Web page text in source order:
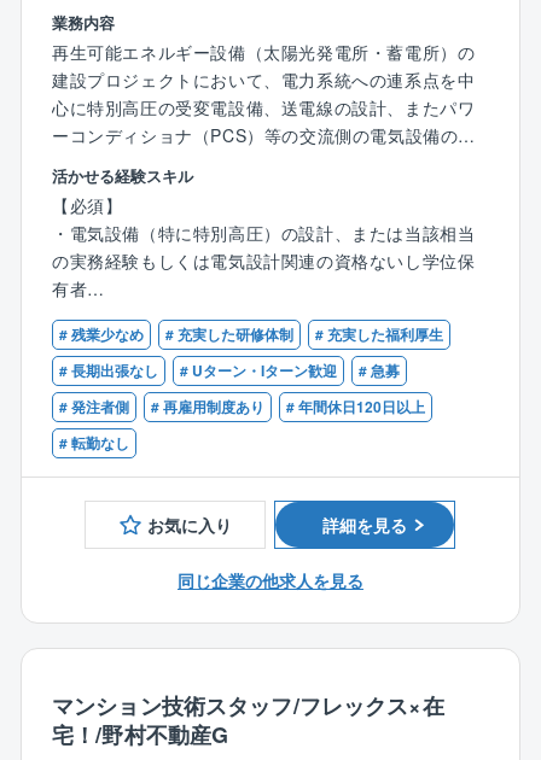
◎子育て理解のある会社
時短勤務や産育休制度も整っており、女性の活躍を後
押ししています。
◎若手も多数活躍中
経営者層がエネルギッシュなのが同社の特徴です。若
手も多数活躍中です。分からないことは、周りの社員
が教えあう風習です。
■風通しの良い組織：組織やデスクが縦割りではなく、
少なすぎず多すぎない適度な人数規模感です。困った
ときに「誰に聞けばいいか」の顔がすぐに思い浮かぶ
環境です。
■相互扶助の風土：部署や職種に関わらず、困っている
人がいれば自発的に助け合う文化
■DXの積極推進：iPhone、iPad、ノートPCを1人1台
支給。
■充実した福利厚生：様々なメニューを用意。
■働き方改善・ダイバーシティ：
平均勤続年数18年！
産休育休フォローアップ研修の実施。
女性キャリアプロジェクト（女性コミュニティの確
立）。
男性社員の育休取得率100%：育児を通じた気づきや成
長を会社として期待。
有給以外のリフレッシュ休暇5日間の制度化（取得率は
90%以上）しております。
■生活の手厚いサポート
社員の生活面についてサポートする制度が整っており
ます。
・住宅手当としてお住まいの家賃を4～6割補助いたし
・独身寮、借り上げ社宅制度を完備しております。
業務内容
再生可能エネルギー設備（太陽光発電所・蓄電所）の
建設プロジェクトにおいて、電力系統への連系点を中
心に特別高圧の受変電設備、送電線の設計、またパワ
ーコンディショナ（PCS）等の交流側の電気設備のエ
ンジニアリング業務全般を担当していただきます。
※同求人は宮城県配属の求人となります。
※東京・仙台・福岡の拠点に通えない方は、フルリモー
トでの勤務も可能です。
【具体的には】
◆特別高圧の受変電設備・送電線の基本設計・詳細設
計
◆特別高圧受変電設備（一部高圧含む）の単線結線図
検討、レイアウト検討
◆変圧器、開閉器、保護継電器等の主要機器の仕様策
◆ケーブルおよび送電線のルート・サイズ選定（発電
所内および自営送電線）
◆電力会社・行政機関との技術協議
◆電力各社との系統連系協議（連系検討回答に基づく
◆所轄行政との技術基準適合性の確認および保安規定
に関する協議
◆調達・建設フェーズの技術支援
活かせる経験スキル
【必須】
・電気設備（特に特別高圧）の設計、または当該相当
の実務経験もしくは電気設計関連の資格ないし学位保
有者
・電気工学の基礎知識を有し、単線結線図（SLD）を
読解・作成できること
・変電所や自営線等の設計経験
・ビジネスレベル以上の日本語力（技術図書や法令の
読解、電力会社との協議が可能なレベル）
【歓迎】
・電気設備設計または当該相当の業務経験3年以上（再
生可能エネルギー業界経験があれば尚可）
・電気関係の資格をお持ちの方 (技術士、電気主任技術
者免状、エネルギー管理士免状、電気工事施工管理技
士、電気工事士 など)
会標準）、JEM（日本電機工業会規格）などの国内規
格、またはIEC（国際電気標準会議）規格への知見のあ
# 残業少なめ # 充実した研修体制
# 充実した福利厚生
# 長期出張なし
# Uターン・Iターン歓迎
# 急募
# 発注者側
# 再雇用制度あり
# 年間休日120日以上
# 転勤なし
お気に入り 詳細を見る
同じ企業の他求人を見る
マンション技術スタッフ/フレックス×在
宅！/野村不動産G